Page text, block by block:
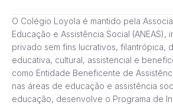
O Colégio Loyola é mantido pela
Educação e Assistência Social (ANEAS),
privado sem fins lucrativos, filantrópica,
educativa, cultural, assistencial e
como Entidade Beneficente de
nas áreas de educação e assistência
educação, desenvolve o Programa de